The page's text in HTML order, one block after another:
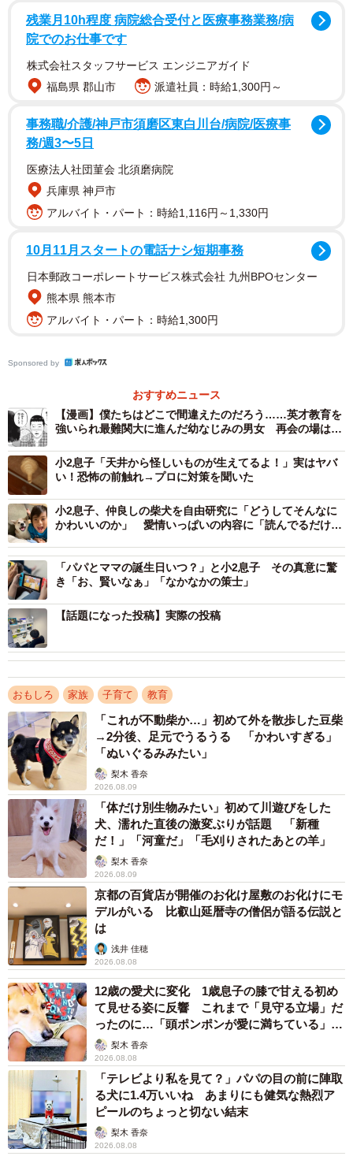
ここで、坂井さんは息子さんに、勉強をまったくしなくて
いいと言ったのではなく、「宿題を1日に5分だけやる」と
約束させたのです。
5分間のアラームをセットすると、息子さんは集中して勉強
り組むようになり、結果1日に10枚のプリントを片づけ、そ
れからゲームを楽しむようになりました。
集中して勉強に取り組む坂井さんの息子さん。 ※坂井秀人さん提供
ちなみに、息子さんが取り組んでいるのは、論理的思考や
想像力の育成を目的に制作された『マインクラフト』とい
うゲーム。
宿題とゲーム、双方を学びの機会にできるようになったと
いうわけですね。
「もしかしたら、親がやるべきなのは勉強をやらせること
じゃなくて、勉強をしたくなる設計なのかもしれない」
残業月10h程度 病院総合受付と医療事務業務/病
院でのお仕事です
株式会社スタッフサービス エンジニアガイド
福島県 郡山市
派遣社員：時給1,300円～
事務職/介護/神戸市須磨区東白川台/病院/医療事
務/週3〜5日
医療法人社団菫会 北須磨病院
兵庫県 神戸市
アルバイト・パート：時給1,116円～1,330円
10月11月スタートの電話ナシ短期事務
日本郵政コーポレートサービス株式会社 九州BPOセンター
熊本県 熊本市
アルバイト・パート：時給1,300円
Sponsored by
おすすめニュース
【漫画】僕たちはどこで間違えたのだろう……英才教育を
強いられ最難関大に進んだ幼なじみの男女 再会の場は拘
小2息子「天井から怪しいものが生えてるよ！」実はヤバ
い！恐怖の前触れ→プロに対策を聞いた
小2息子、仲良しの柴犬を自由研究に「どうしてそんなに
かわいいのか」 愛情いっぱいの内容に「読んでるだけで
「パパとママの誕生日いつ？」と小2息子 その真意に驚
き「お、賢いなぁ」「なかなかの策士」
【話題になった投稿】実際の投稿
おもしろ 家族 子育て 教育
「これが不動柴か…」初めて外を散歩した豆柴
→2分後、足元でうるうる 「かわいすぎる」
「ぬいぐるみみたい」
梨木 香奈
2026.08.09
「体だけ別生物みたい」初めて川遊びをした
犬、濡れた直後の激変ぶりが話題 「新種
だ！」「河童だ」「毛刈りされたあとの羊」
梨木 香奈
2026.08.09
京都の百貨店が開催のお化け屋敷のお化けにモ
デルがいる 比叡山延暦寺の僧侶が語る伝説と
は
浅井 佳穂
2026.08.08
12歳の愛犬に変化 1歳息子の膝で甘える初め
て見せる姿に反響 これまで「見守る立場」だ
ったのに…「頭ポンポンが愛に満ちている」
「尊…」
梨木 香奈
2026.08.08
「テレビより私を見て？」パパの目の前に陣取
る犬に1.4万いいね あまりにも健気な熱烈ア
ピールのちょっと切ない結末
梨木 香奈
2026.08.08